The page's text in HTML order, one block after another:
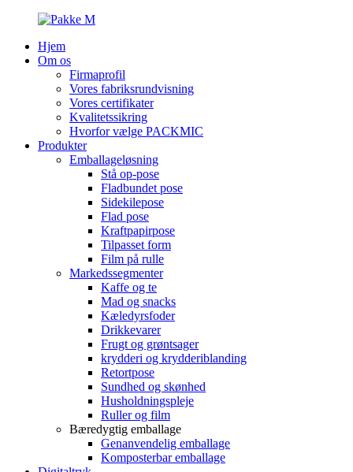
Hjem
Om os
Firmaprofil
Vores fabriksrundvisning
Vores certifikater
Kvalitetssikring
Hvorfor vælge PACKMIC
Produkter
Emballageløsning
Stå op-pose
Fladbundet pose
Sidekilepose
Flad pose
Kraftpapirpose
Tilpasset form
Film på rulle
Markedssegmenter
Kaffe og te
Mad og snacks
Kæledyrsfoder
Drikkevarer
Frugt og grøntsager
krydderi og krydderiblanding
Retortpose
Sundhed og skønhed
Husholdningspleje
Ruller og film
Bæredygtig emballage
Genanvendelig emballage
Komposterbar emballage